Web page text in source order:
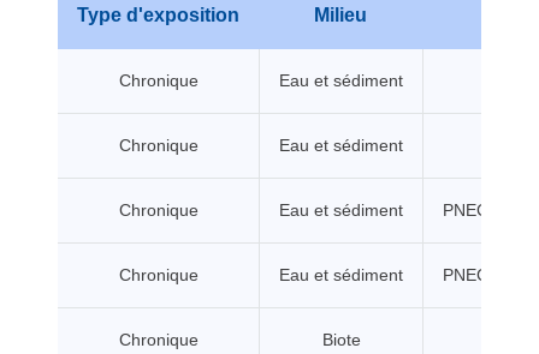
Type d'exposition Milieu
Chronique Eau et sédiment
Chronique Eau et sédiment
Chronique Eau et sédiment PNEC
Chronique Eau et sédiment PNEC
Chronique Biote